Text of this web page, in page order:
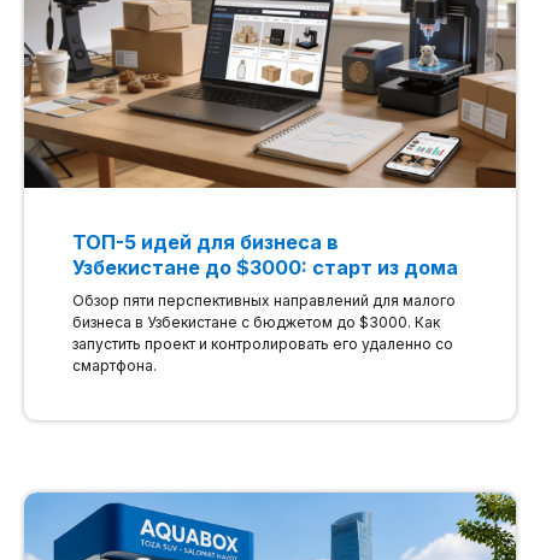
ТОП-5 идей для бизнеса в
Узбекистане до $3000: старт из дома
Обзор пяти перспективных направлений для малого
бизнеса в Узбекистане с бюджетом до $3000. Как
запустить проект и контролировать его удаленно со
смартфона.